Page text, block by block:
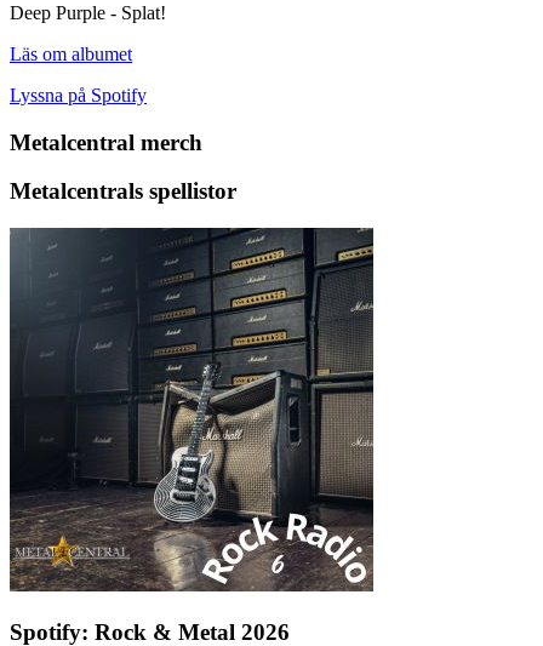
Deep Purple - Splat!
Läs om albumet
Lyssna på Spotify
Metalcentral merch
Metalcentrals spellistor
Spotify: Rock & Metal 2026